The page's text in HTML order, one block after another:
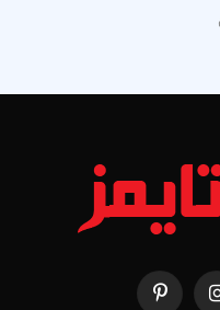
الانستغرامبينتيريست